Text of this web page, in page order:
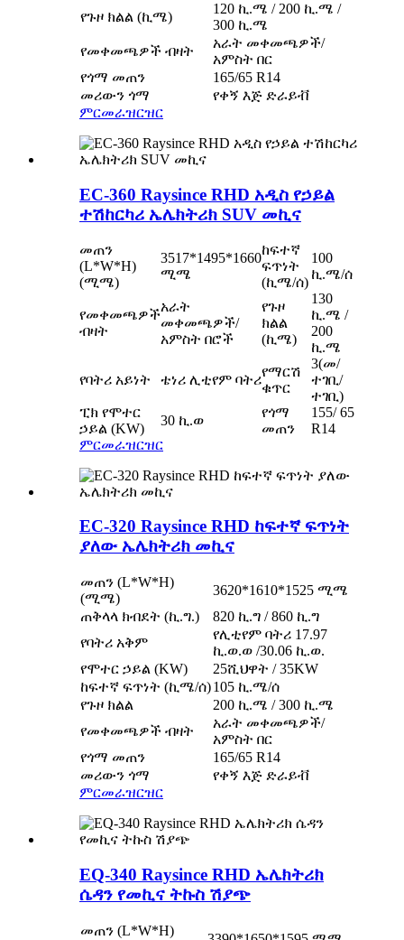
የጉዞ ክልል (ኪሜ)
120 ኪ.ሜ / 200 ኪ.ሜ /
300 ኪ.ሜ
የመቀመጫዎች ብዛት
አራት መቀመጫዎች/
አምስት በር
የጎማ መጠን
165/65 R14
መሪውን ጎማ
የቀኝ እጅ ድራይቭ
ምርመራዝርዝር
EC-360 Raysince RHD አዲስ የኃይል
ተሽከርካሪ ኤሌክትሪክ SUV መኪና
መጠን
(L*W*H)
(ሚሜ)
3517*1495*1660
ሚሜ
ከፍተኛ
ፍጥነት
(ኪሜ/ሰ)
100
ኪ.ሜ/ሰ
የመቀመጫዎች
ብዛት
አራት
መቀመጫዎች/
አምስት በሮች
የጉዞ
ክልል
(ኪሜ)
130
ኪ.ሜ /
200
ኪ.ሜ
የባትሪ አይነት ቴነሪ ሊቲየም ባትሪ
የማርሽ
ቁጥር
3(መ/
ተገቢ/
ተገቢ)
ፒክ የሞተር
ኃይል (KW)
30 ኪ.ወ
የጎማ
መጠን
155/ 65
R14
ምርመራዝርዝር
EC-320 Raysince RHD ከፍተኛ ፍጥነት
ያለው ኤሌክትሪክ መኪና
መጠን (L*W*H)
(ሚሜ)
3620*1610*1525 ሚሜ
ጠቅላላ ክብደት (ኪ.ግ.)
820 ኪ.ግ / 860 ኪ.ግ
የባትሪ አቅም
የሊቲየም ባትሪ 17.97
ኪ.ወ.ወ /30.06 ኪ.ወ.
የሞተር ኃይል (KW)
25ሺህዋት / 35KW
ከፍተኛ ፍጥነት (ኪሜ/ሰ)105 ኪ.ሜ/ሰ
የጉዞ ክልል
200 ኪ.ሜ / 300 ኪ.ሜ
የመቀመጫዎች ብዛት
አራት መቀመጫዎች/
አምስት በር
የጎማ መጠን
165/65 R14
መሪውን ጎማ
የቀኝ እጅ ድራይቭ
ምርመራዝርዝር
EQ-340 Raysince RHD ኤሌክትሪክ
ሴዳን የመኪና ትኩስ ሽያጭ
መጠን (L*W*H)